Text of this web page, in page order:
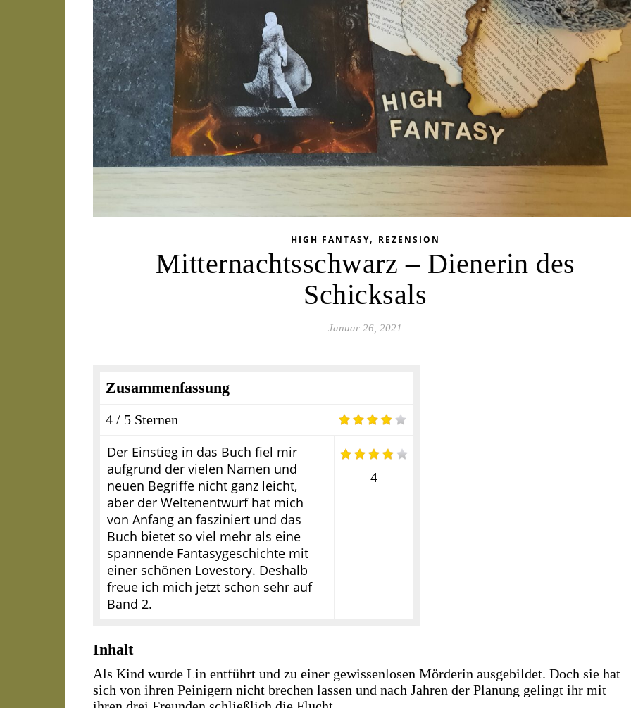
HIGH FANTASY, REZENSION
Mitternachtsschwarz – Dienerin des
Schicksals
Januar 26, 2021
Zusammenfassung
4 / 5 Sternen
4
Der Einstieg in das Buch fiel mir
aufgrund der vielen Namen und
neuen Begriffe nicht ganz leicht,
aber der Weltenentwurf hat mich
von Anfang an fasziniert und das
Buch bietet so viel mehr als eine
spannende Fantasygeschichte mit
einer schönen Lovestory. Deshalb
freue ich mich jetzt schon sehr auf
Band 2.
Inhalt
Als Kind wurde Lin entführt und zu einer gewissenlosen Mörderin ausgebildet. Doch sie hat
sich von ihren Peinigern nicht brechen lassen und nach Jahren der Planung gelingt ihr mit